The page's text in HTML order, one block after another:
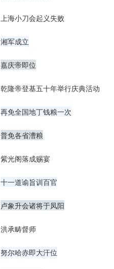
上海小刀会起义失败
湘军成立
嘉庆帝即位
乾隆帝登基五十年举行庆典活动
再免全国地丁钱粮一次
普免各省漕粮
紫光阁落成赐宴
十一道谕旨训百官
卢象升会诸将于凤阳
洪承畴督师
努尔哈赤即大汗位